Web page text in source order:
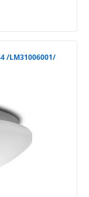
/LM31006001/